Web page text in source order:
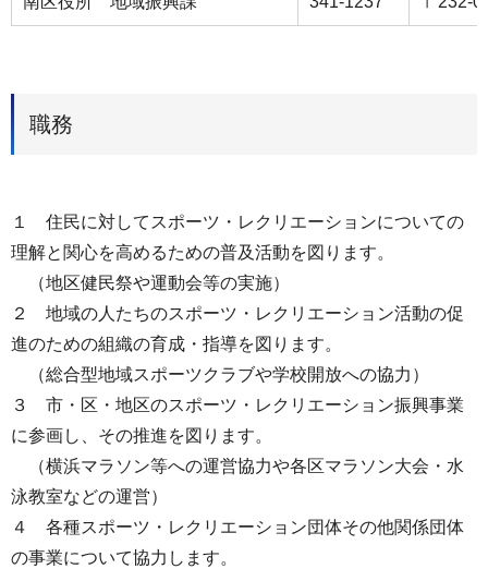
職務
１ 住民に対してスポーツ・レクリエーションについての
理解と関心を高めるための普及活動を図ります。
（地区健民祭や運動会等の実施）
２ 地域の人たちのスポーツ・レクリエーション活動の促
進のための組織の育成・指導を図ります。
（総合型地域スポーツクラブや学校開放への協力）
３ 市・区・地区のスポーツ・レクリエーション振興事業
に参画し、その推進を図ります。
（横浜マラソン等への運営協力や各区マラソン大会・水
泳教室などの運営）
４ 各種スポーツ・レクリエーション団体その他関係団体
の事業について協力します。